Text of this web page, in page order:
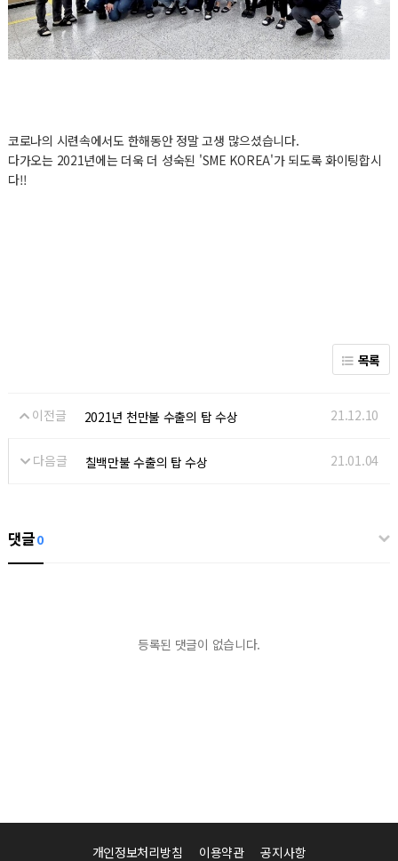
코로나의 시련속에서도 한해동안 정말 고생 많으셨습니다.
다가오는 2021년에는 더욱 더 성숙된 'SME KOREA'가 되도록 화이팅합시
다!!
목록
이전글 2021년 천만불 수출의 탑 수상 21.12.10
다음글 칠백만불 수출의 탑 수상 21.01.04
댓글0
등록된 댓글이 없습니다.
개인정보처리방침 이용약관 공지사항